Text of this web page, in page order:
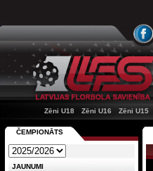
Zēni U18
Zēni U16 Zēni U15
ČEMPIONĀTS
JAUNUMI